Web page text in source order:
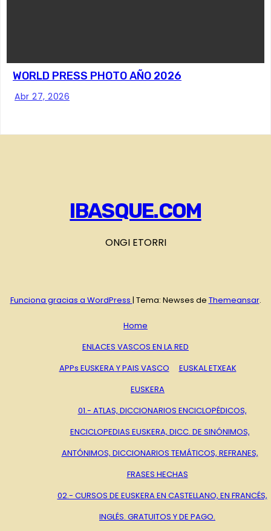
WORLD PRESS PHOTO AÑO 2026
Abr 27, 2026
IBASQUE.COM
ONGI ETORRI
Funciona gracias a WordPress | Tema: Newses de Themeansar.
Home
ENLACES VASCOS EN LA RED
APPs EUSKERA Y PAIS VASCO
EUSKAL ETXEAK
EUSKERA
01.- ATLAS, DICCIONARIOS ENCICLOPÉDICOS,
ENCICLOPEDIAS EUSKERA, DICC. DE SINÓNIMOS,
ANTÓNIMOS, DICCIONARIOS TEMÁTICOS, REFRANES,
FRASES HECHAS
02.- CURSOS DE EUSKERA EN CASTELLANO, EN FRANCÉS,
INGLÉS. GRATUITOS Y DE PAGO.